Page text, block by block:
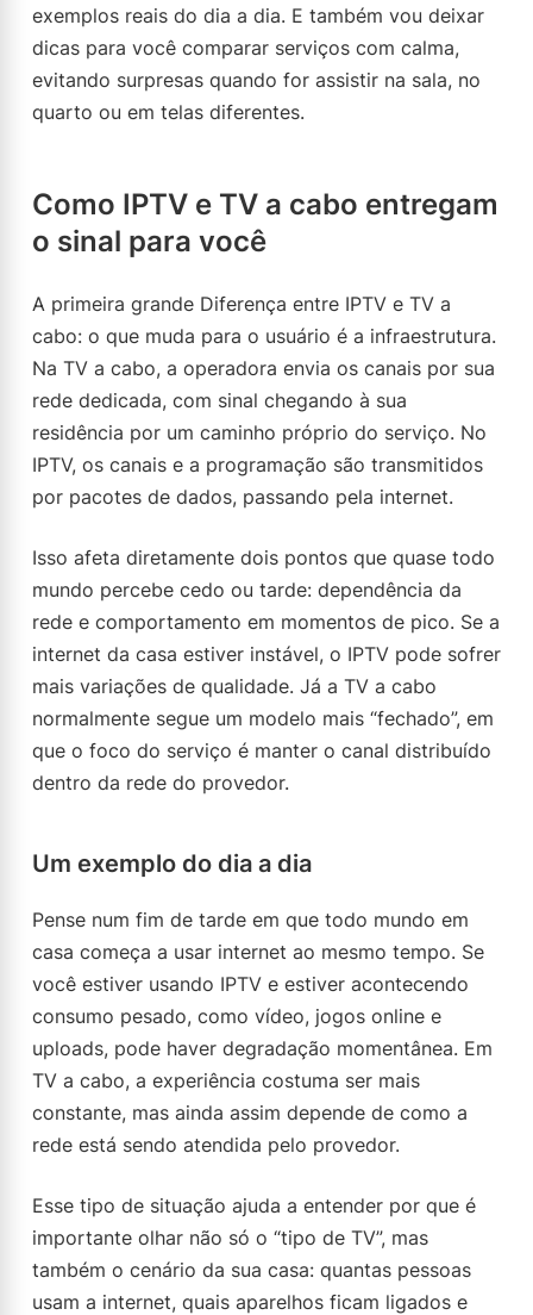
exemplos reais do dia a dia. E também vou deixar
dicas para você comparar serviços com calma,
evitando surpresas quando for assistir na sala, no
quarto ou em telas diferentes.
Como IPTV e TV a cabo entregam
o sinal para você
A primeira grande Diferença entre IPTV e TV a
cabo: o que muda para o usuário é a infraestrutura.
Na TV a cabo, a operadora envia os canais por sua
rede dedicada, com sinal chegando à sua
residência por um caminho próprio do serviço. No
IPTV, os canais e a programação são transmitidos
por pacotes de dados, passando pela internet.
Isso afeta diretamente dois pontos que quase todo
mundo percebe cedo ou tarde: dependência da
rede e comportamento em momentos de pico. Se a
internet da casa estiver instável, o IPTV pode sofrer
mais variações de qualidade. Já a TV a cabo
normalmente segue um modelo mais “fechado”, em
que o foco do serviço é manter o canal distribuído
dentro da rede do provedor.
Um exemplo do dia a dia
Pense num fim de tarde em que todo mundo em
casa começa a usar internet ao mesmo tempo. Se
você estiver usando IPTV e estiver acontecendo
consumo pesado, como vídeo, jogos online e
uploads, pode haver degradação momentânea. Em
TV a cabo, a experiência costuma ser mais
constante, mas ainda assim depende de como a
rede está sendo atendida pelo provedor.
Esse tipo de situação ajuda a entender por que é
importante olhar não só o “tipo de TV”, mas
também o cenário da sua casa: quantas pessoas
usam a internet, quais aparelhos ficam ligados e